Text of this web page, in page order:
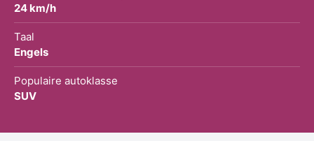
24 km/h
Taal
Engels
Populaire autoklasse
SUV